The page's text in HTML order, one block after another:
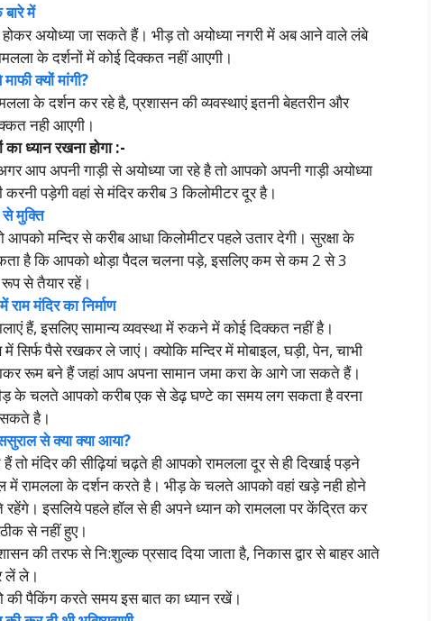
में
अयोध्या जा सकते हैं। भीड़ तो अयोध्या नगरी में अब आने वाले लंबे
के दर्शनों में कोई दिक्कत नहीं आएगी।
क्यों मांगी?
के दर्शन कर रहे है, प्रशासन की व्यवस्थाएं इतनी बेहतरीन और
नही आएगी।
ध्यान रखना होगा :-
आप अपनी गाड़ी से अयोध्या जा रहे है तो आपको अपनी गाड़ी अयोध्या
पड़ेगी वहां से मंदिर करीब 3 किलोमीटर दूर है।
से मुक्ति
आपको मन्दिर से करीब आधा किलोमीटर पहले उतार देगी। सुरक्षा के
है कि आपको थोड़ा पैदल चलना पड़े, इसलिए कम से कम 2 से 3
से तैयार रहें।
मंदिर का निर्माण
हैं, इसलिए सामान्य व्यवस्था में रुकने में कोई दिक्कत नहीं है।
सिर्फ पैसे रखकर ले जाएं। क्योकि मन्दिर में मोबाइल, घड़ी, पेन, चाभी
रूम बने हैं जहां आप अपना सामान जमा करा के आगे जा सकते हैं।
के चलते आपको करीब एक से डेढ़ घण्टे का समय लग सकता है वरना
है।
से क्या क्या आया?
मंदिर की सीढ़ियां चढ़ते ही आपको रामलला दूर से ही दिखाई पड़ने
रामलला के दर्शन करते है। भीड़ के चलते आपको वहां खड़े नही होने
इसलिये पहले हॉल से ही अपने ध्यान को रामलला पर केंद्रित कर
से नहीं हुए।
की तरफ से नि:शुल्क प्रसाद दिया जाता है, निकास द्वार से बाहर आते
लें ले।
पैकिंग करते समय इस बात का ध्यान रखें।